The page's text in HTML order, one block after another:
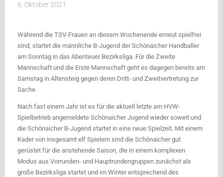
6. Oktober 2021
Während die TSV-Frauen an diesem Wochenende erneut spielfrei
sind, startet die männliche B-Jugend der Schönaicher Handballer
am Sonntag in das Abenteuer Bezirksliga. Für die Zweite
Mannschaft und die Erste Mannschaft geht es dagegen bereits am
Samstag in Altensteig gegen deren Dritt- und Zweitvertretung zur
Sache.
Nach fast einem Jahr ist es für die aktuell letzte am HVW-
Spielbetrieb angemeldete Schönaicher Jugend wieder soweit und
die Schönaicher B-Jugend startet in eine neue Spielzeit. Mit einem
Kader von insgesamt elf Spielern sind die Schönaicher gut
gerüstet für die anstehende Saison, die in einem komplexen
Modus aus Vorrunden- und Hauptrundengruppen zunächst als
große Bezirksliga startet und im Winter entsprechend des